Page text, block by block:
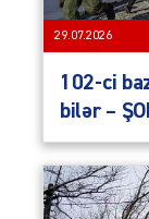
29.07.2026
102-ci
bilər –